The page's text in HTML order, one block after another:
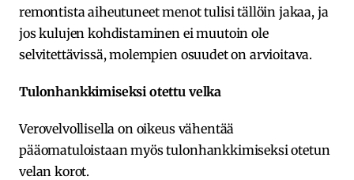
remontista aiheutuneet menot tulisi tällöin jakaa, ja
jos kulujen kohdistaminen ei muutoin ole
selvitettävissä, molempien osuudet on arvioitava.
Tulonhankkimiseksi otettu velka
Verovelvollisella on oikeus vähentää
pääomatuloistaan myös tulonhankkimiseksi otetun
velan korot.